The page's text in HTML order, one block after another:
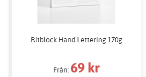
Ritblock Hand Lettering 170g
Från: 69 kr